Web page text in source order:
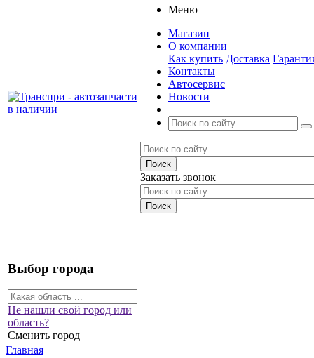
Меню
Магазин
О компании
Как купить Доставка
Контакты
Автосервис
Новости
Заказать звонок
Выбор города
Не нашли свой город или
область?
Сменить город
Главная